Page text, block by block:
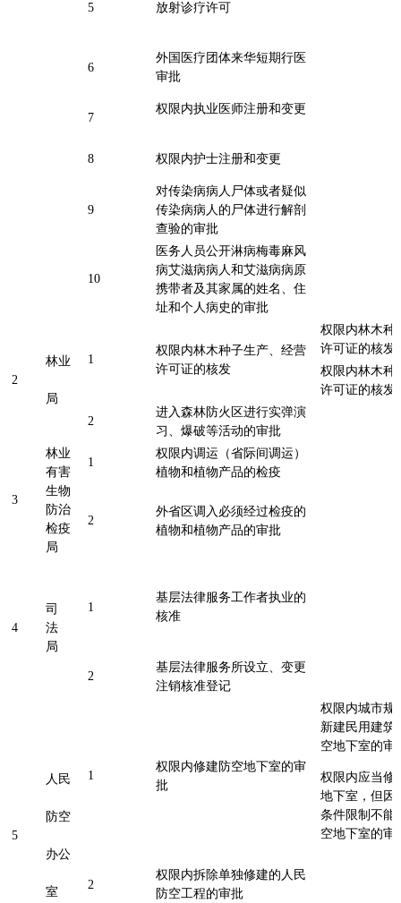
5 放射诊疗许可
6
外国医疗团体来华短期行医
审批
7
权限内执业医师注册和变更
8 权限内护士注册和变更
9
对传染病病人尸体或者疑似
传染病病人的尸体进行解剖
查验的审批
10
医务人员公开淋病梅毒麻风
病艾滋病病人和艾滋病病原
携带者及其家属的姓名、住
址和个人病史的审批
2
林业
局
1
权限内林木种子生产、经营
许可证的核发
权限内林木种
许可证的核
权限内林木种
许可证的核
2
进入森林防火区进行实弹演
习、爆破等活动的审批
3
林业
有害
生物
防治
检疫
局
1
权限内调运（省际间调运）
植物和植物产品的检疫
2
外省区调入必须经过检疫的
植物和植物产品的审批
4
司
法
局
1
基层法律服务工作者执业的
核准
2
基层法律服务所设立、变更
注销核准登记
5
人民
防空
办公
室
1
权限内修建防空地下室的审
批
权限内城市规
新建民用建筑
空地下室的
权限内应当修
地下室，但因
条件限制不能
空地下室的
2
权限内拆除单独修建的人民
防空工程的审批